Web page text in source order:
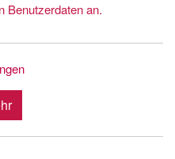
Benutzerdaten an.